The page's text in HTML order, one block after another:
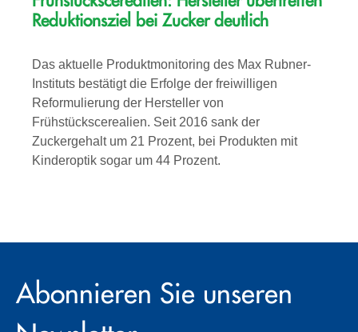
Reduktionsziel bei Zucker deutlich
Das aktuelle Produktmonitoring des Max Rubner-
Instituts bestätigt die Erfolge der freiwilligen
Reformulierung der Hersteller von
Frühstückscerealien. Seit 2016 sank der
Zuckergehalt um 21 Prozent, bei Produkten mit
Kinderoptik sogar um 44 Prozent.
Abonnieren Sie unseren